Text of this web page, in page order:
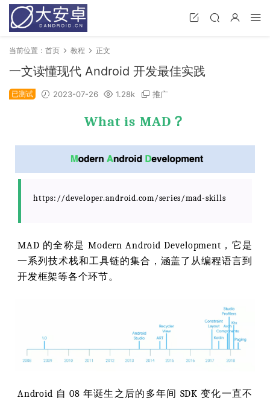
当前位置： 首页 教程 正文
一文读懂现代 Android 开发最佳实践
已测试 2023-07-26 1.28k 推广
What is MAD？
https://developer.android.com/series/mad-skills
MAD 的全称是 Modern Android Development，它是
一系列技术栈和工具链的集合，涵盖了从编程语言到
开发框架等各个环节。
Android 自 08 年诞生之后的多年间 SDK 变化一直不